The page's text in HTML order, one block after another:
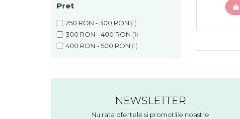
Pret
250 RON - 300 RON (1)
300 RON - 400 RON (1)
400 RON - 500 RON (1)
NEWSLETTER
Nu rata ofertele si promotiile noastre